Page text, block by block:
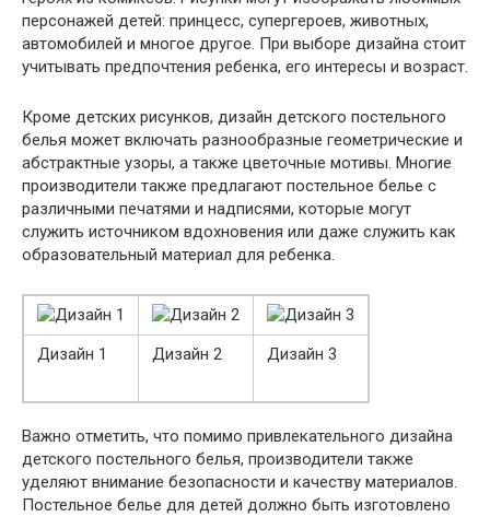
персонажей детей: принцесс, супергероев, животных,
автомобилей и многое другое. При выборе дизайна стоит
учитывать предпочтения ребенка, его интересы и возраст.
Кроме детских рисунков, дизайн детского постельного
белья может включать разнообразные геометрические и
абстрактные узоры, а также цветочные мотивы. Многие
производители также предлагают постельное белье с
различными печатями и надписями, которые могут
служить источником вдохновения или даже служить как
образовательный материал для ребенка.
Дизайн 1 Дизайн 2 Дизайн 3
Важно отметить, что помимо привлекательного дизайна
детского постельного белья, производители также
уделяют внимание безопасности и качеству материалов.
Постельное белье для детей должно быть изготовлено